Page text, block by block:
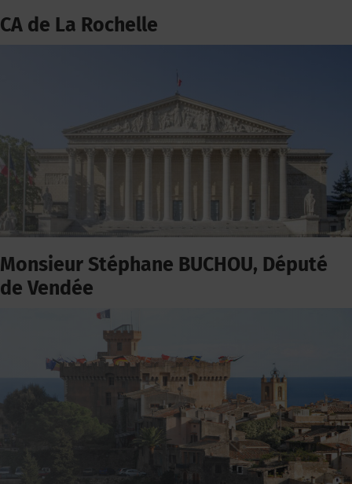
CA de La Rochelle
Monsieur Stéphane BUCHOU, Député
de Vendée